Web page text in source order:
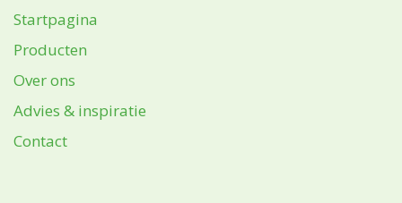
Startpagina
Producten
Over ons
Advies & inspiratie
Contact